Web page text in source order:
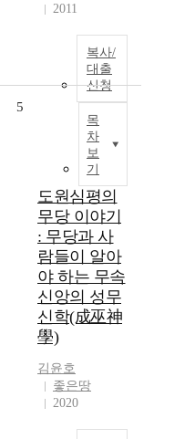
2011
복사/
대출
신청
목
차
보
기
5
도원심평의
무당 이야기
: 무당과 사
람들이 알아
야 하는 무속
신앙의 성무
신학(成巫神
學)
김윤호
좋은땅
2020